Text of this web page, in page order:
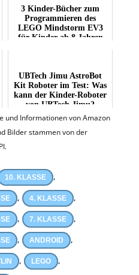
3 Kinder-Bücher zum
Programmieren des
LEGO Mindstorm EV3
für Kinder ab 8 Jahren
UBTech Jimu AstroBot
Kit Roboter im Test: Was
kann der Kinder-Roboter
von UBTech Jimu?
und Informationen von Amazon
Bilder stammen von der
10. KLASSE ,
, 4. KLASSE ,
, 7. KLASSE ,
, ANDROID ,
, LEGO ,